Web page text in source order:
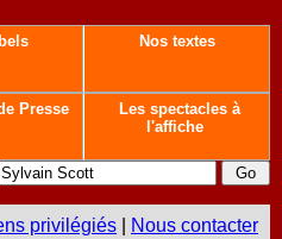
Nos textes
Presse
Les spectacles à
l'affiche
privilégiés Nous contacter